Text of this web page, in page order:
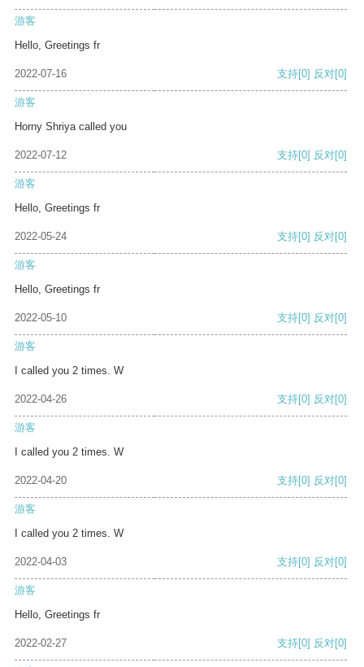
游客
Hello, Greetings fr
2022-07-16 支持[0] 反对[0]
游客
Horny Shriya called you
2022-07-12 支持[0] 反对[0]
游客
Hello, Greetings fr
2022-05-24 支持[0] 反对[0]
游客
Hello, Greetings fr
2022-05-10 支持[0] 反对[0]
游客
I called you 2 times. W
2022-04-26 支持[0] 反对[0]
游客
I called you 2 times. W
2022-04-20 支持[0] 反对[0]
游客
I called you 2 times. W
2022-04-03 支持[0] 反对[0]
游客
Hello, Greetings fr
2022-02-27 支持[0] 反对[0]